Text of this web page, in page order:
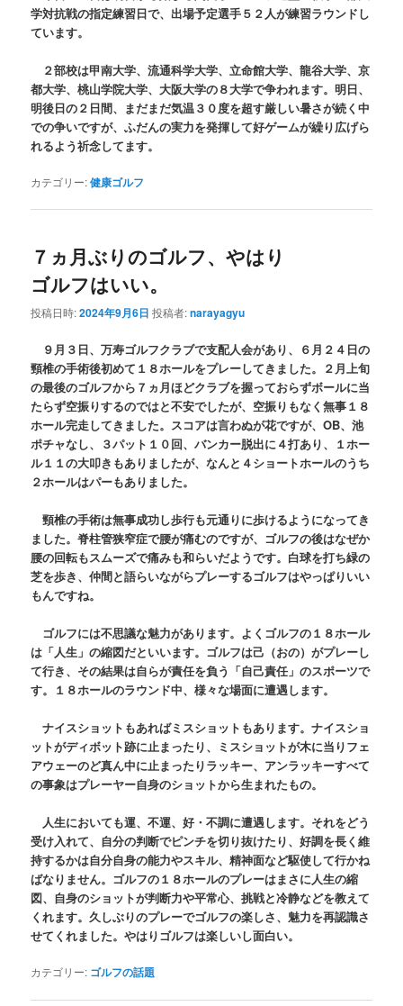
学対抗戦の指定練習日で、出場予定選手５２人が練習ラウンドし
ています。
２部校は甲南大学、流通科学大学、立命館大学、龍谷大学、京
都大学、桃山学院大学、大阪大学の８大学で争われます。明日、
明後日の２日間、まだまだ気温３０度を超す厳しい暑さが続く中
での争いですが、ふだんの実力を発揮して好ゲームが繰り広げら
れるよう祈念してます。
カテゴリー:健康ゴルフ
７ヵ月ぶりのゴルフ、やはり
ゴルフはいい。
投稿日時:2024年9月6日 投稿者:narayagyu
９月３日、万寿ゴルフクラブで支配人会があり、６月２４日の
頸椎の手術後初めて１８ホールをプレーしてきました。２月上旬
の最後のゴルフから７ヵ月ほどクラブを握っておらずボールに当
たらず空振りするのではと不安でしたが、空振りもなく無事１８
ホール完走してきました。スコアは言わぬが花ですが、OB、池
ポチャなし、３パット１０回、バンカー脱出に４打あり、１ホー
ル１１の大叩きもありましたが、なんと４ショートホールのうち
２ホールはパーもありました。
頸椎の手術は無事成功し歩行も元通りに歩けるようになってき
ました。脊柱管狭窄症で腰が痛むのですが、ゴルフの後はなぜか
腰の回転もスムーズで痛みも和らいだようです。白球を打ち緑の
芝を歩き、仲間と語らいながらプレーするゴルフはやっぱりいい
もんですね。
ゴルフには不思議な魅力があります。よくゴルフの１８ホール
は「人生」の縮図だといいます。ゴルフは己（おの）がプレーし
て行き、その結果は自らが責任を負う「自己責任」のスポーツで
す。１８ホールのラウンド中、様々な場面に遭遇します。
ナイスショットもあればミスショットもあります。ナイスショ
ットがディボット跡に止まったり、ミスショットが木に当りフェ
アウェーのど真ん中に止まったりラッキー、アンラッキーすべて
の事象はプレーヤー自身のショットから生まれたもの。
人生においても運、不運、好・不調に遭遇します。それをどう
受け入れて、自分の判断でピンチを切り抜けたり、好調を長く維
持するかは自分自身の能力やスキル、精神面など駆使して行かね
ばなりません。ゴルフの１８ホールのプレーはまさに人生の縮
図、自身のショットが判断力や平常心、挑戦と冷静などを教えて
くれます。久しぶりのプレーでゴルフの楽しさ、魅力を再認識さ
せてくれました。やはりゴルフは楽しいし面白い。
カテゴリー: ゴルフの話題